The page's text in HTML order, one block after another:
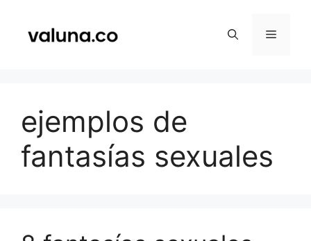
contenido
Menú
ejemplos de
fantasías sexuales